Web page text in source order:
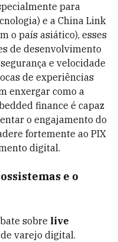
para
e a China Link
o país asiático), esses
de desenvolvimento
e velocidade
de experiências
enxergar como a
finance é capaz
o engajamento do
fortemente ao PIX
digital.
e o
sobre live
varejo digital.